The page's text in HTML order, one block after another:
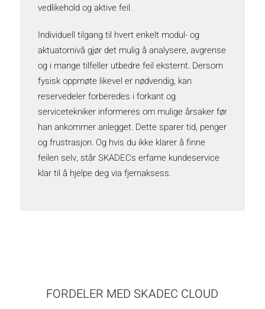
vedlikehold og aktive feil.
Individuell tilgang til hvert enkelt modul- og
aktuatornivå gjør det mulig å analysere, avgrense
og i mange tilfeller utbedre feil eksternt. Dersom
fysisk oppmøte likevel er nødvendig, kan
reservedeler forberedes i forkant og
servicetekniker informeres om mulige årsaker før
han ankommer anlegget. Dette sparer tid, penger
og frustrasjon. Og hvis du ikke klarer å finne
feilen selv, står SKADECs erfarne kundeservice
klar til å hjelpe deg via fjernaksess.
FORDELER MED SKADEC CLOUD